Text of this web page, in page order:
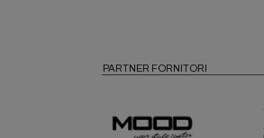
PARTNER FORNITORI